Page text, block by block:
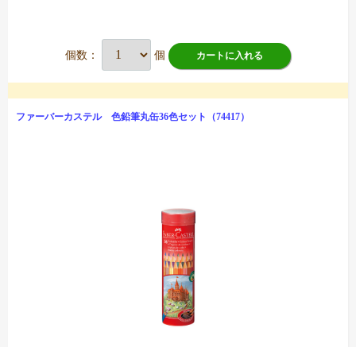
個数： 個 カートに入れる
ファーバーカステル 色鉛筆丸缶36色セット（74417）